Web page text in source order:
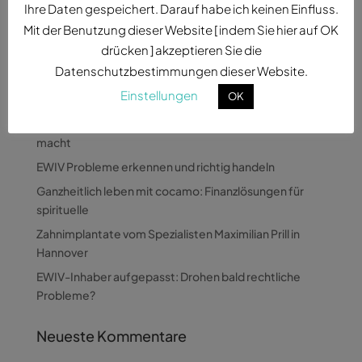
Neueste Beiträge
macht
EWIV Probleme erkennen und richtig handeln
Ganzheitlich leben mit cocamo: Finanzlösungen für
spirituelle
Zahnimplantate vom Spezialisten Maximilian Prill in
Hannover
EWIV-Inhaber aufgepasst: Drohen bald rechtliche
Probleme?
Neueste Kommentare
Ihre Daten gespeichert. Darauf habe ich keinen Einfluss.
Mit der Benutzung dieser Website [ indem Sie hier auf OK
drücken ] akzeptieren Sie die
Datenschutzbestimmungen dieser Website.
Einstellungen
OK